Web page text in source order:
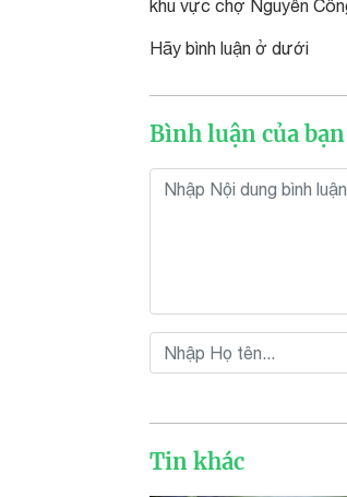
khu vực chợ Nguyễn
Hãy bình luận ở dưới
Bình luận của bạn
Tin khác